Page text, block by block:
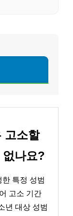
고소할
나요?
특정 성범
고소 기간
년 대상 성범